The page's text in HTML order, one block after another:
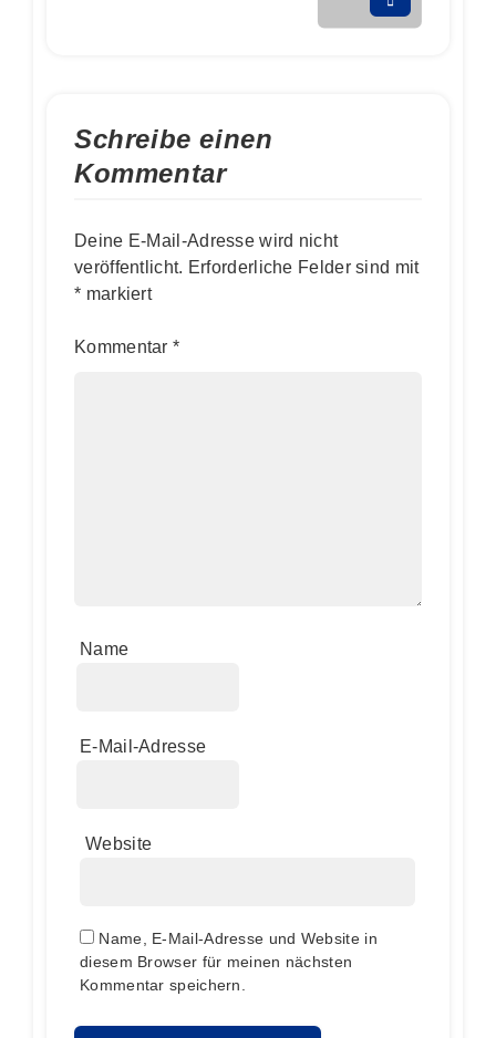
Schreibe einen
Kommentar
Deine E-Mail-Adresse wird nicht
veröffentlicht. Erforderliche Felder sind mit
* markiert
Kommentar*
Name
E-Mail-Adresse
Website
Name, E-Mail-Adresse und Website in
diesem Browser für meinen nächsten
Kommentar speichern.